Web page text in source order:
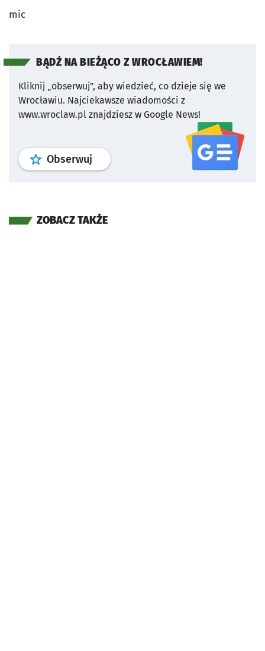
mic
BĄDŹ NA BIEŻĄCO Z WROCŁAWIEM!
Kliknij „obserwuj”, aby wiedzieć, co dzieje się we
Wrocławiu. Najciekawsze wiadomości z
www.wroclaw.pl znajdziesz w Google News!
Obserwuj profil serwisu
ZOBACZ TAKŻE